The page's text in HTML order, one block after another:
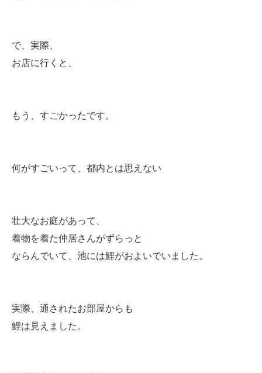
で、実際、
お店に行くと、
もう、すごかったです。
何がすごいって、都内とは思えない
壮大なお庭があって、
着物を着た仲居さんがずらっと
ならんでいて、池には鯉がおよいでいました。
実際、通されたお部屋からも
鯉は見えました。